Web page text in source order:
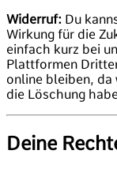
Widerruf: Du
Wirkung für die
einfach kurz bei
Plattformen
online bleiben,
die Löschung
Deine